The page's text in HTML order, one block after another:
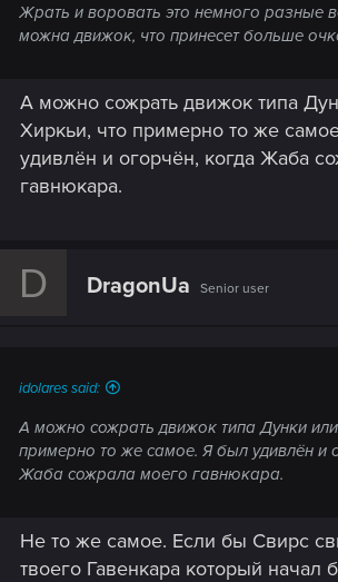
Жрать и воровать это немного разные
можна движок, что принесет больше
А можно сожрать движок типа
Хиркьи, что примерно то же
удивлён и огорчён, когда Жаба
гавнюкара.
D DragonUa Senior user
idolares said:
А можно сожрать движок типа Дунки
примерно то же самое. Я был удивлён и
Жаба сожрала моего гавнюкара.
Не то же самое. Если бы Свирс
твоего Гавенкара который